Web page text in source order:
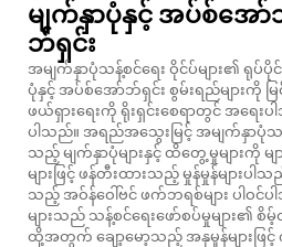
မျက်နှာပုံနှင့် အပ်စ်အေ
ဘ်ရှင်း
အမျက်နှာပုံသန့်စင်ရေး ဝိုင်ပ်များ၏ ရုပ်
ပုံနှင့် အပ်စ်အော်ဘ်ရှင်း စွမ်းရည်များကို မ
ဖယ်ရှားရေးကို ရိုးရှင်းစေရာတွင် အရေး
ပါသည်။ အရည်အသွေးမြင့် အမျက်နှာပုံသန့်
သည့် မျက်နှာပုံများနှင့် ထိတွေ့မှုများကို မျ
များဖြင့် ဖန်တီးထားသည့် မှုန်မှုန်များပါသ
သည့် အဝ်န်ဝေါ်ဗင် ဖက်ဘရစ်များ ပါဝ
များသည် သန့်စင်ရေးဖော်စပ်မှုများ၏ စိ
ထို့အတွက် ချော့မော့သည့် အနုမှုန်များဖ